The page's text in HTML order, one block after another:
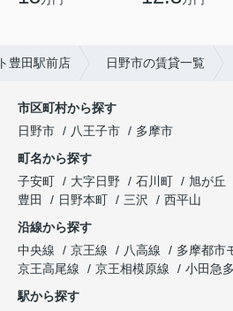
豊田駅前店 日野市の賃貸一覧
市区町村から探す
日野市
八王子市
多摩市
町名から探す
子安町
大字日野 石川町 旭が丘
豊田
日野本町 三沢
西平山
沿線から探す
中央線
京王線 八高線 多摩都市
京王高尾線
京王相模原線 小田急
駅から探す